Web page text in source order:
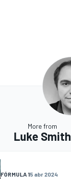
More from
Luke Smith
FÓRMULA 15 abr 2024